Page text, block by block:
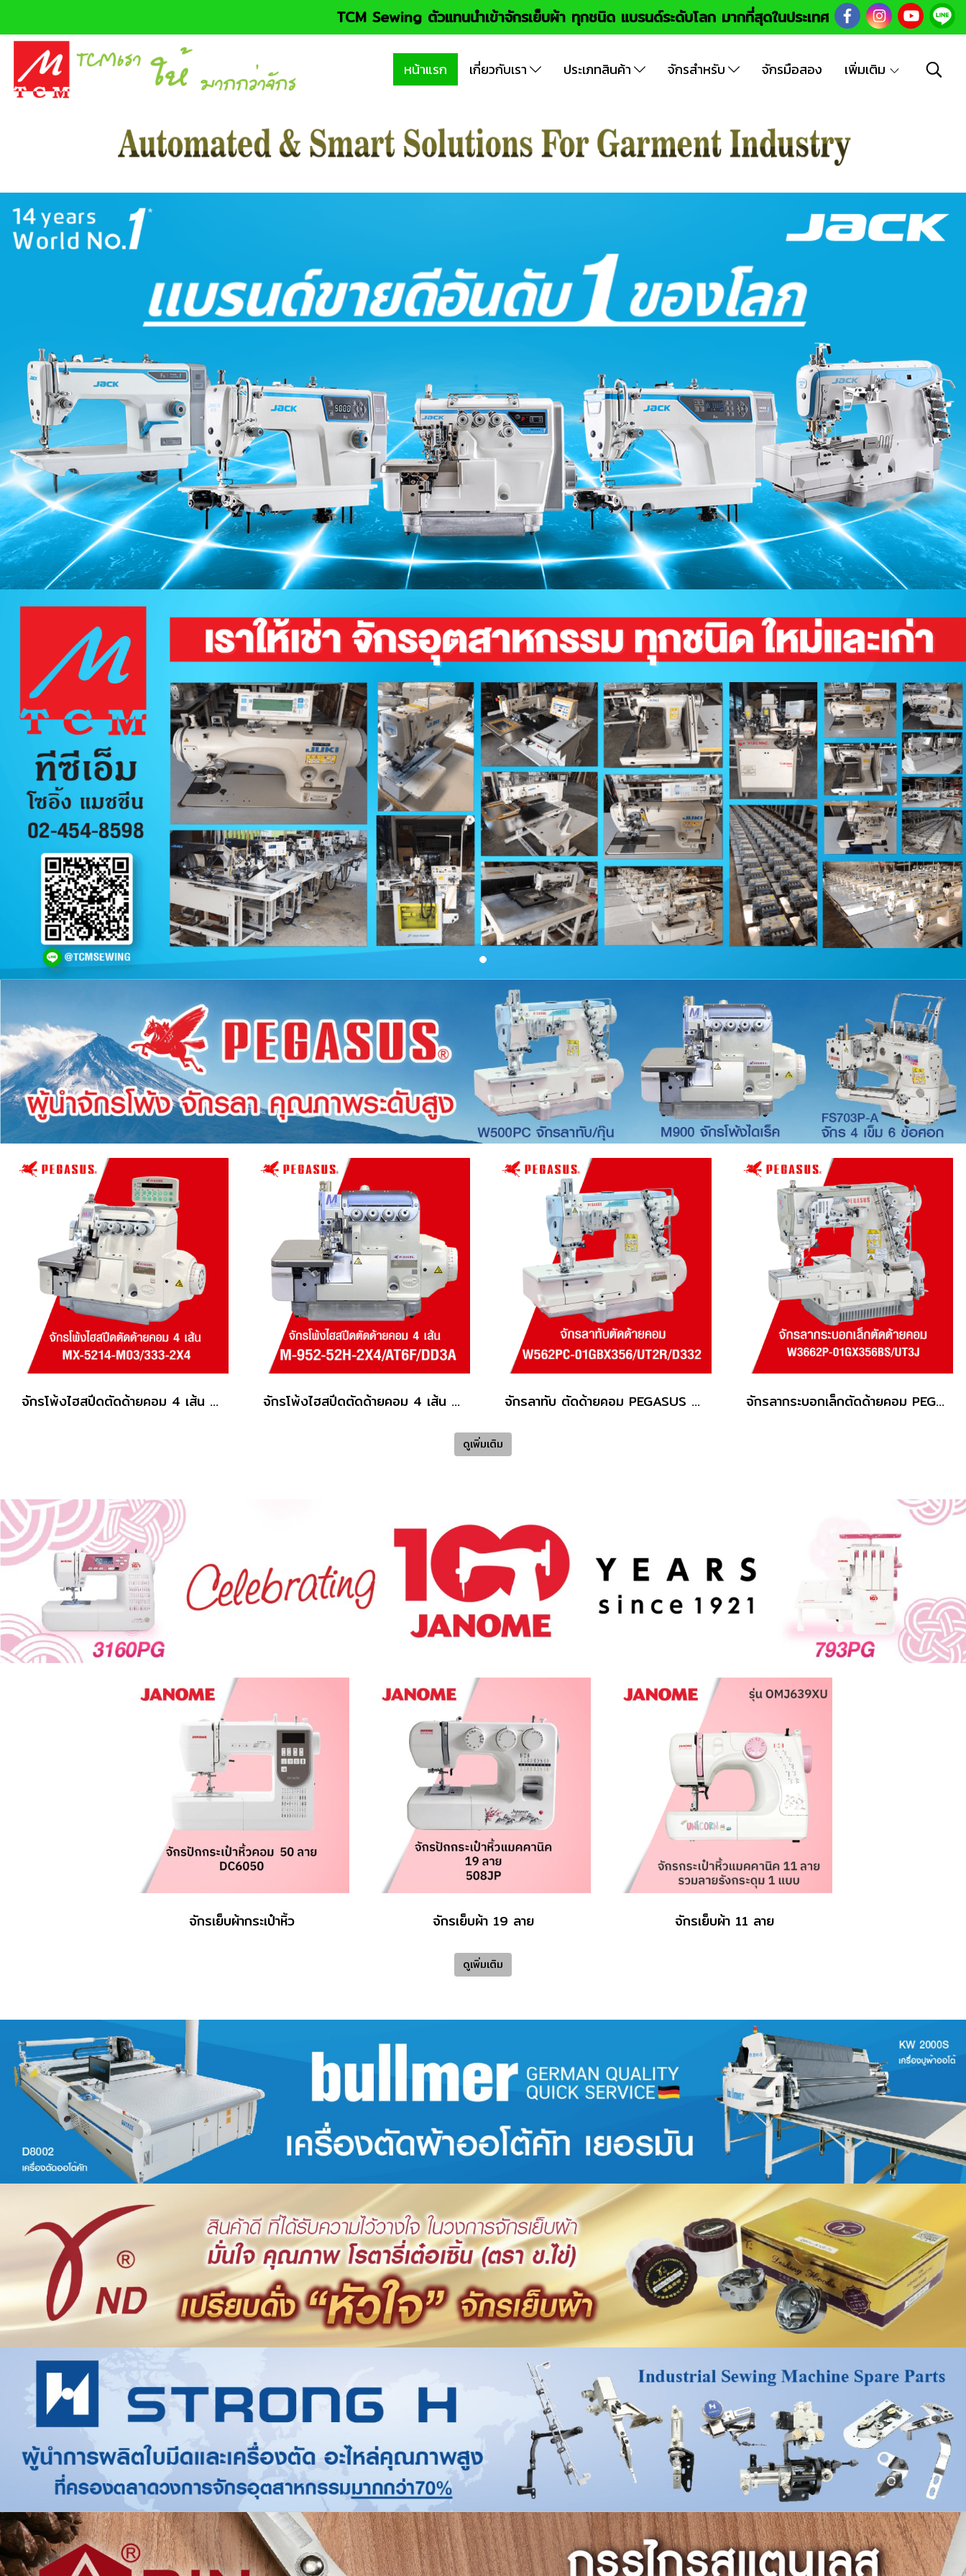
TCM Sewing ตัวแทนนำเข้าจักรเย็บผ้า ทุกชนิด แบรนด์ระดับโลก มากที่สุดในประเทศ
หน้าแรก เกี่ยวกับเรา ประเภทสินค้า จักรสำหรับ จักรมือสอง เพิ่มเติม
จักรโพ้งไฮสปีดตัดด้ายคอม 4 เส้น PEGASUS รุ่น MX5214-M03/333-2X4 จักรโพ้งไฮสปีดตัดด้ายคอม 4 เส้น PEGASUS รุ่น M952-52H-2X4/AT6F/DD3A จักรลาทับ ตัดด้ายคอม PEGASUS รุ่น W562PC-01GBX356BS/UT2R/D332 จักรลากระบอกเล็กตัดด้ายคอม PEGASUS รุ่น W3662P-01GBX356BS/UT3J
ดูเพิ่มเติม
จักรเย็บผ้ากระเป๋าหิ้ว จักรเย็บผ้า 19 ลาย จักรเย็บผ้า 11 ลาย
ดูเพิ่มเติม